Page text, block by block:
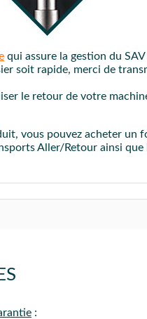
brosse d'entretien
qui assure la gestion du
soit rapide, merci de
le retour de votre
vous pouvez acheter
Aller/Retour ainsi que
: